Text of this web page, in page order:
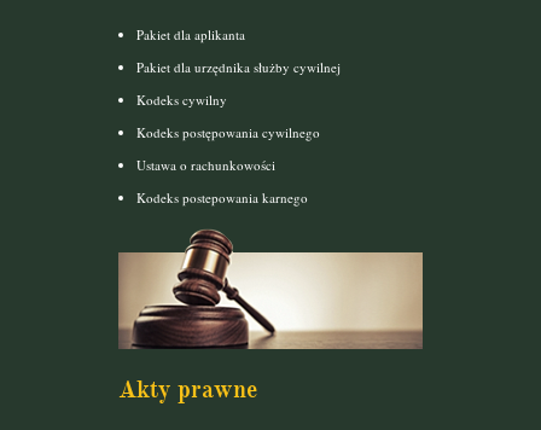
Pakiet dla aplikanta
Pakiet dla urzędnika służby cywilnej
Kodeks cywilny
Kodeks postępowania cywilnego
Ustawa o rachunkowości
Kodeks postepowania karnego
Akty prawne